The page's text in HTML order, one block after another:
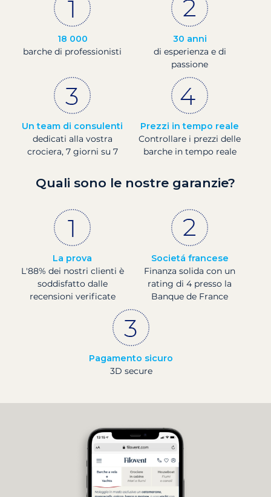
18 000
barche di professionisti
30 anni
di esperienza e di
passione
Un team di consulenti
dedicati alla vostra
crociera, 7 giorni su 7
Prezzi in tempo reale
Controllare i prezzi delle
barche in tempo reale
Quali sono le nostre garanzie?
La prova
L'88% dei nostri clienti è
soddisfatto dalle
recensioni verificate
Societá francese
Finanza solida con un
rating di 4 presso la
Banque de France
Pagamento sicuro
3D secure